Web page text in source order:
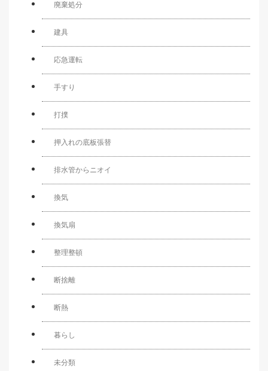
廃棄処分
建具
応急運転
手すり
打撲
押入れの底板張替
排水管からニオイ
換気
換気扇
整理整頓
断捨離
断熱
暮らし
未分類